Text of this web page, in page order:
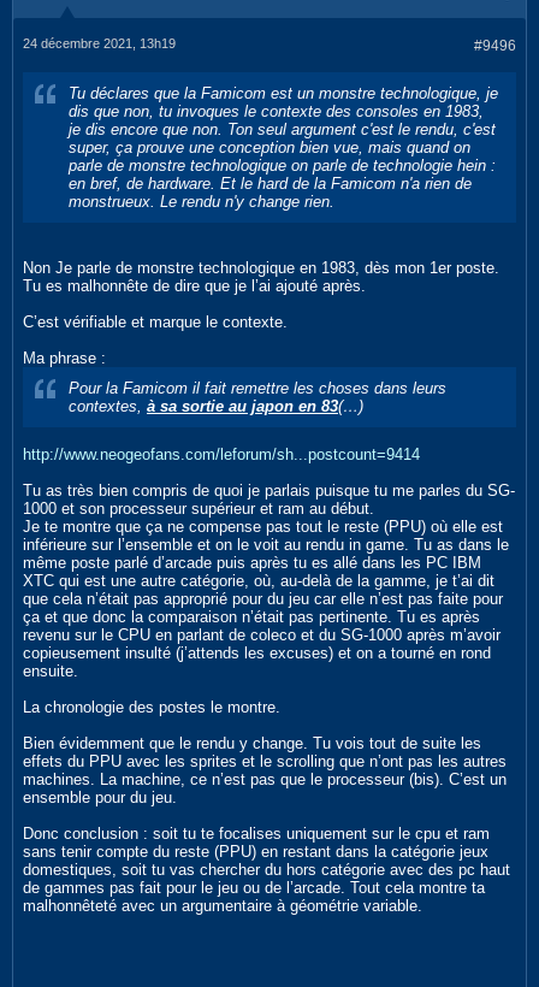
#9496
24 décembre 2021, 13h19
Tu déclares que la Famicom est un monstre technologique, je
dis que non, tu invoques le contexte des consoles en 1983,
je dis encore que non. Ton seul argument c'est le rendu, c'est
super, ça prouve une conception bien vue, mais quand on
parle de monstre technologique on parle de technologie hein :
en bref, de hardware. Et le hard de la Famicom n'a rien de
monstrueux. Le rendu n'y change rien.
Non Je parle de monstre technologique en 1983, dès mon 1er poste.
Tu es malhonnête de dire que je l’ai ajouté après.
C’est vérifiable et marque le contexte.
Ma phrase :
Pour la Famicom il fait remettre les choses dans leurs
contextes, à sa sortie au japon en 83(…)
http://www.neogeofans.com/leforum/sh...postcount=9414
Tu as très bien compris de quoi je parlais puisque tu me parles du SG-
1000 et son processeur supérieur et ram au début.
Je te montre que ça ne compense pas tout le reste (PPU) où elle est
inférieure sur l’ensemble et on le voit au rendu in game. Tu as dans le
même poste parlé d’arcade puis après tu es allé dans les PC IBM
XTC qui est une autre catégorie, où, au-delà de la gamme, je t’ai dit
que cela n’était pas approprié pour du jeu car elle n’est pas faite pour
ça et que donc la comparaison n’était pas pertinente. Tu es après
revenu sur le CPU en parlant de coleco et du SG-1000 après m’avoir
copieusement insulté (j’attends les excuses) et on a tourné en rond
ensuite.
La chronologie des postes le montre.
Bien évidemment que le rendu y change. Tu vois tout de suite les
effets du PPU avec les sprites et le scrolling que n’ont pas les autres
machines. La machine, ce n’est pas que le processeur (bis). C’est un
ensemble pour du jeu.
Donc conclusion : soit tu te focalises uniquement sur le cpu et ram
sans tenir compte du reste (PPU) en restant dans la catégorie jeux
domestiques, soit tu vas chercher du hors catégorie avec des pc haut
de gammes pas fait pour le jeu ou de l’arcade. Tout cela montre ta
malhonnêteté avec un argumentaire à géométrie variable.